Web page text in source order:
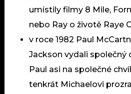
umístily filmy 8 Mile,
nebo Ray o životě Raye
v roce 1982 Paul
Jackson vydali společný
Paul asi na společné
tenkrát Michaelovi